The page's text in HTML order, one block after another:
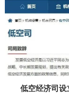
低空经济司设